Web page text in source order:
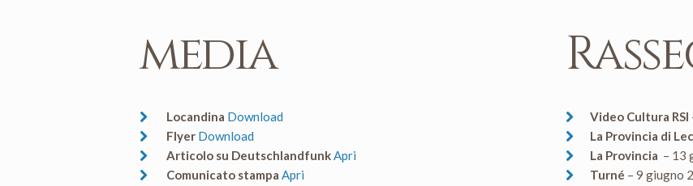
media
Locandina Download
Flyer Download
Articolo su DeutschlandfunkApri
Comunicato stampa Apri
Video Cultura RSI
La Provincia di
La Provincia – 13
Turné – 9 giugno